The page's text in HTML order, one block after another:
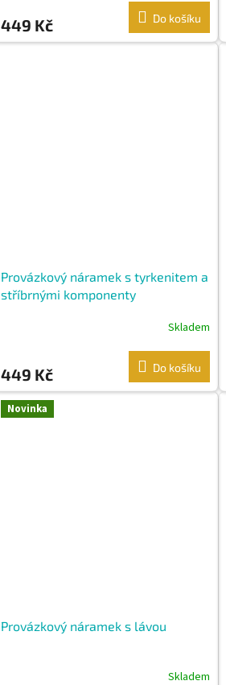
449 Kč Do košíku
Provázkový náramek s tyrkenitem a
stříbrnými komponenty
Skladem
449 Kč Do košíku
Novinka
Provázkový náramek s lávou
Skladem